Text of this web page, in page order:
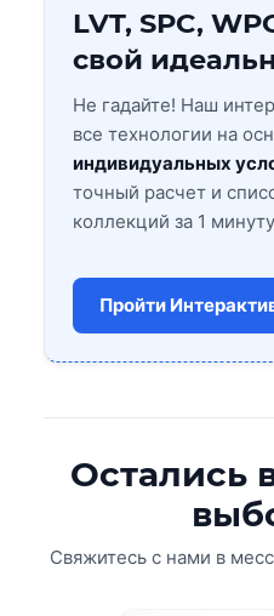
LVT, SPC,
свой
Не гадайте! Наш
все технологии на
индивидуальных
точный расчет и
коллекций за 1
Пройти
Остались
Свяжитесь с нами в